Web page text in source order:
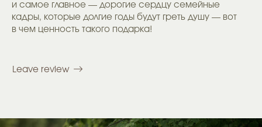
и самое главное — дорогие сердцу семейные
кадры, которые долгие годы будут греть душу — вот
в чем ценность такого подарка!
Leave review